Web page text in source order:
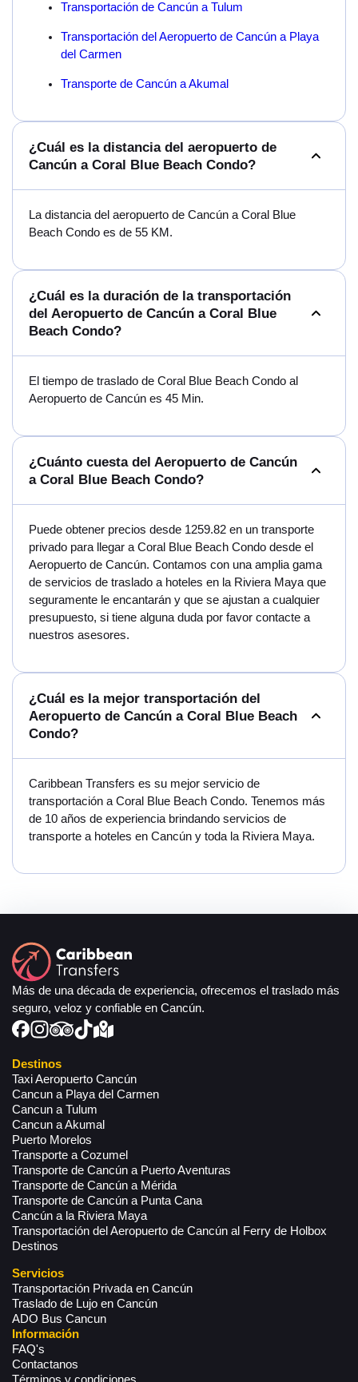
Transportación de Cancún a Tulum
Transportación del Aeropuerto de Cancún a Playa
del Carmen
Transporte de Cancún a Akumal
¿Cuál es la distancia del aeropuerto de
Cancún a Coral Blue Beach Condo?
La distancia del aeropuerto de Cancún a Coral Blue
Beach Condo es de 55 KM.
¿Cuál es la duración de la transportación
del Aeropuerto de Cancún a Coral Blue
Beach Condo?
El tiempo de traslado de Coral Blue Beach Condo al
Aeropuerto de Cancún es 45 Min.
¿Cuánto cuesta del Aeropuerto de Cancún
a Coral Blue Beach Condo?
Puede obtener precios desde 1259.82 en un transporte
privado para llegar a Coral Blue Beach Condo desde el
Aeropuerto de Cancún. Contamos con una amplia gama
de servicios de traslado a hoteles en la Riviera Maya que
seguramente le encantarán y que se ajustan a cualquier
presupuesto, si tiene alguna duda por favor contacte a
nuestros asesores.
¿Cuál es la mejor transportación del
Aeropuerto de Cancún a Coral Blue Beach
Condo?
Caribbean Transfers es su mejor servicio de
transportación a Coral Blue Beach Condo. Tenemos más
de 10 años de experiencia brindando servicios de
transporte a hoteles en Cancún y toda la Riviera Maya.
Más de una década de experiencia, ofrecemos el traslado más
seguro, veloz y confiable en Cancún.
Destinos
Taxi Aeropuerto Cancún
Cancun a Playa del Carmen
Cancun a Tulum
Cancun a Akumal
Puerto Morelos
Transporte a Cozumel
Transporte de Cancún a Puerto Aventuras
Transporte de Cancún a Mérida
Transporte de Cancún a Punta Cana
Cancún a la Riviera Maya
Transportación del Aeropuerto de Cancún al Ferry de Holbox
Destinos
Servicios
Transportación Privada en Cancún
Traslado de Lujo en Cancún
ADO Bus Cancun
Información
FAQ's
Contactanos